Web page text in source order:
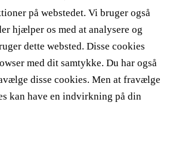
på webstedet. Vi bruger også
hjælper os med at analysere og
dette websted. Disse cookies
med dit samtykke. Du har også
disse cookies. Men at fravælge
kan have en indvirkning på din